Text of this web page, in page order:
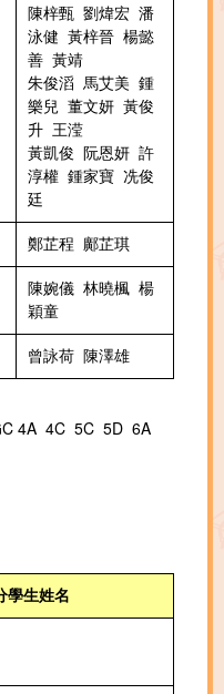
陳梓甄 劉煒宏 潘
泳健 黃梓晉 楊懿
善 黃靖
朱俊滔 馬艾美 鍾
樂兒 董文妍 黃俊
升 王滢
黃凱俊 阮恩妍 許
淳權 鍾家寶 冼俊
廷
鄭芷程 鄺芷琪
陳婉儀 林曉楓 楊
穎童
曾詠荷 陳澤雄
4A 4C 5C 5D 6A
學生姓名